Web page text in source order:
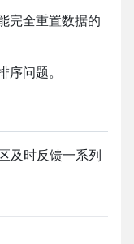
完全重置数据的
问题。
及时反馈一系列